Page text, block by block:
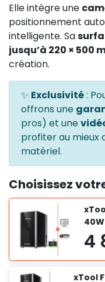
Elle intègre une
positionnement
intelligente. Sa
jusqu’à 220 × 500
création.
✨ Exclusivité:
offrons une
pros) et une
profiter au mieux
matériel.
Choisissez
40W
xTool